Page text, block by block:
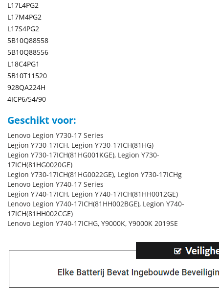
L17L4PG2
L17M4PG2
L17S4PG2
5B10Q88558
5B10Q88556
L18C4PG1
5B10T11520
928QA224H
4ICP6/54/90
Geschikt voor:
Lenovo Legion Y730-17 Series
Legion Y730-17ICH, Legion Y730-17ICH(81HG)
Legion Y730-17ICH(81HG001KGE), Legion Y730-
17ICH(81HG0020GE)
Legion Y730-17ICH(81HG0022GE), Legion Y730-17ICHg
Lenovo Legion Y740-17 Series
Legion Y740-17ICH, Legion Y740-17ICH(81HH0012GE)
Lenovo Legion Y740-17ICH(81HH002BGE), Legion Y740-
17ICH(81HH002CGE)
Lenovo Legion Y740-17ICHG, Y9000K, Y9000K 2019SE